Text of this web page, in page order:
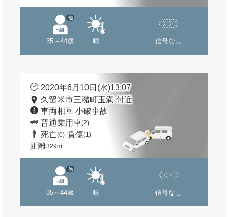
35～44歳
他
晴 信号なし
2020年6月10日(水)13:07
久留米市三潴町玉満 付近
車両相互 小破事故
普通乗用車(2)
死亡(0) 負傷(1)
距離329m
35～44歳
他
晴 信号なし